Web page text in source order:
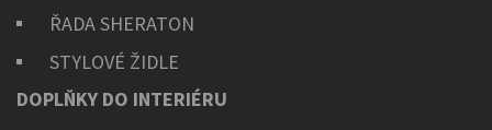
ŘADA SHERATON
STYLOVÉ ŽIDLE
DOPLŇKY DO INTERIÉRU